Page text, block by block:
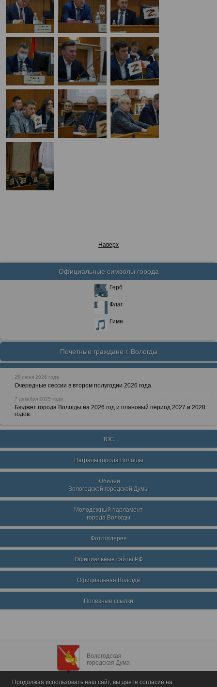
Наверх
Официальные символы города
Герб
Флаг
Гимн
Почетные граждане г. Вологды
25 июня 2026 года
Очередные сессии в втором полугодии 2026 года.
7 декабря 2025 года
Бюджет города Вологды на 2026 год и плановый период 2027 и 2028
годов.
ТОС
Награды города Вологды
Юбилеи
Вологодской городской Думы
Молодежный парламент
города Вологды
Фотогалерея
Официальные сайты РФ
Официальная Вологда
Полезные ссылки
Вологодская
городская Дума
Продолжая использовать наш сайт, вы даете согласие на